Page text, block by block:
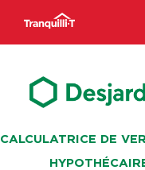
CALCULATRICE DE